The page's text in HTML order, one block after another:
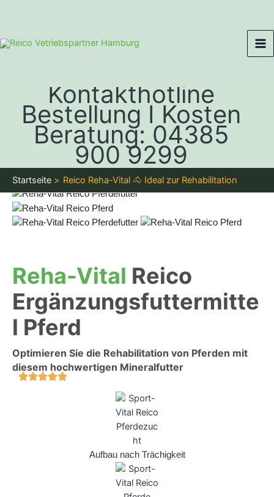
Kontakthotline
Bestellung I Kosten
Beratung: 04385
900 9299
Startseite Reico Reha-Vital 🐴 Ideal zur Rehabilitation
Reico Reha-Vital – Ideal zur Rehabilitation
Reha-Vital Reico
Ergänzungsfuttermitte
l Pferd
Optimieren Sie die Rehabilitation von Pferden mit
diesem hochwertigen Mineralfutter
Aufbau nach Trächigkeit